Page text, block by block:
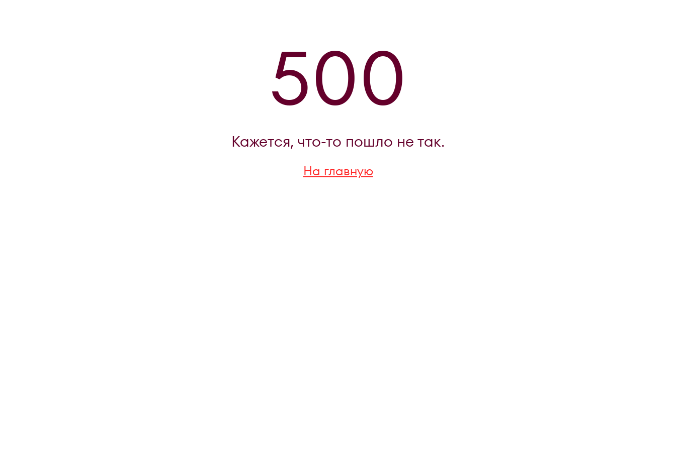
500
Кажется, что-то пошло не так.
На главную